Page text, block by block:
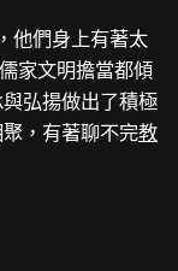
他們身上有著太
家文明擔當都傾
弘揚做出了積極
，有著聊不完教